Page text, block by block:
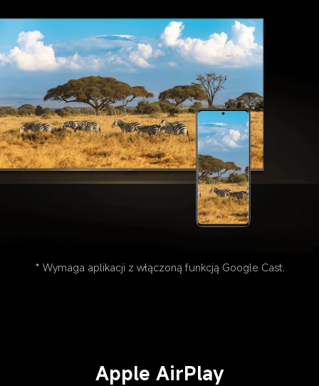
* Wymaga aplikacji z włączoną funkcją Google Cast.
Apple AirPlay